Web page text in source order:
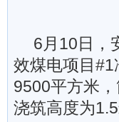
6月10日，
效煤电项目
9500平方米
浇筑高度为